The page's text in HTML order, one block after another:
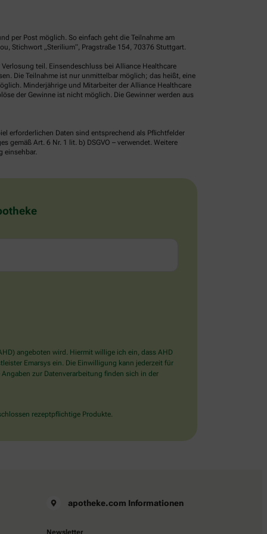
per Post möglich. So einfach geht die Teilnahme am
Stichwort „Sterilium“, Pragstraße 154, 70376 Stuttgart.
teil. Einsendeschluss bei Alliance Healthcare
Die Teilnahme ist nur unmittelbar möglich; das heißt, eine
Minderjährige und Mitarbeiter der Alliance Healthcare
der Gewinne ist nicht möglich. Die Gewinner werden aus
erforderlichen Daten sind entsprechend als Pflichtfelder
gemäß Art. 6 Nr. 1 lit. b) DSGVO – verwendet. Weitere
einsehbar.
angeboten wird. Hiermit willige ich ein, dass AHD
Emarsys ein. Die Einwilligung kann jederzeit für
zur Datenverarbeitung finden sich in der
rezeptpflichtige Produkte.
apotheke.com Informationen
Newsletter